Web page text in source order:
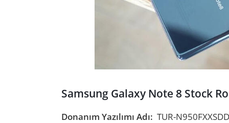
Samsung Galaxy Note 8 Stock
Donanım Yazılımı Adı: TUR-